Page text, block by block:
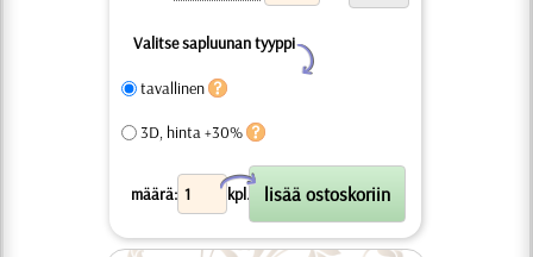
Valitse sapluunan tyyppi
Y
tavallinen
3D, hinta +30%
määrä: kpl.
X